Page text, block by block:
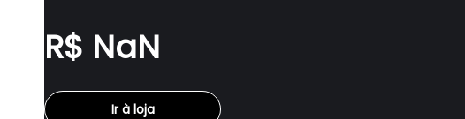
R$ NaN
Ir à loja